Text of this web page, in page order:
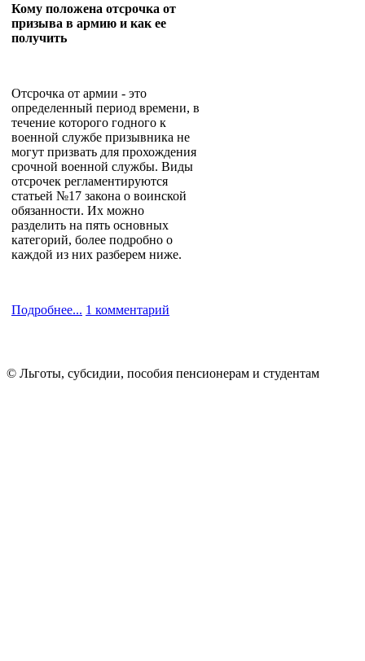
Кому положена отсрочка от
призыва в армию и как ее
получить
Отсрочка от армии - это
определенный период времени, в
течение которого годного к
военной службе призывника не
могут призвать для прохождения
срочной военной службы. Виды
отсрочек регламентируются
статьей №17 закона о воинской
обязанности. Их можно
разделить на пять основных
категорий, более подробно о
каждой из них разберем ниже.
Подробнее... 1 комментарий
© Льготы, субсидии, пособия пенсионерам и студентам